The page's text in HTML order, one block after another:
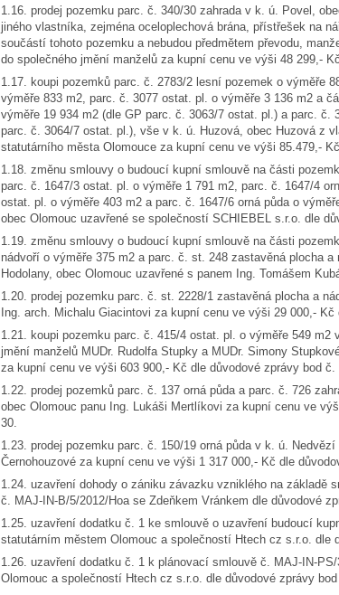
1.16. prodej pozemku parc. č. 340/30 zahrada v k. ú. Povel,
jiného vlastníka, zejména oceloplechová brána, přístřešek na
součástí tohoto pozemku a nebudou předmětem převodu,
do společného jmění manželů za kupní cenu ve výši 48 299,-
1.17. koupi pozemků parc. č. 2783/2 lesní pozemek o výměře
výměře 833 m2, parc. č. 3077 ostat. pl. o výměře 3 136 m2 a
výměře 19 934 m2 (dle GP parc. č. 3063/7 ostat. pl.) a parc. č.
parc. č. 3064/7 ostat. pl.), vše v k. ú. Huzová, obec Huzová z
statutárního města Olomouce za kupní cenu ve výši 85.479,-
1.18. změnu smlouvy o budoucí kupní smlouvě na části
parc. č. 1647/3 ostat. pl. o výměře 1 791 m2, parc. č. 1647/4
ostat. pl. o výměře 403 m2 a parc. č. 1647/6 orná půda o
obec Olomouc uzavřené se společností SCHIEBEL s.r.o. dle
1.19. změnu smlouvy o budoucí kupní smlouvě na části
nádvoří o výměře 375 m2 a parc. č. st. 248 zastavěná plocha
Hodolany, obec Olomouc uzavřené s panem Ing. Tomášem
1.20. prodej pozemku parc. č. st. 2228/1 zastavěná plocha a
Ing. arch. Michalu Giacintovi za kupní cenu ve výši 29 000,-
1.21. koupi pozemku parc. č. 415/4 ostat. pl. o výměře 549
jmění manželů MUDr. Rudolfa Stupky a MUDr. Simony
za kupní cenu ve výši 603 900,- Kč dle důvodové zprávy bod č.
1.22. prodej pozemků parc. č. 137 orná půda a parc. č. 726
obec Olomouc panu Ing. Lukáši Mertlíkovi za kupní cenu ve
30.
1.23. prodej pozemku parc. č. 150/19 orná půda v k. ú.
Černohouzové za kupní cenu ve výši 1 317 000,- Kč dle
1.24. uzavření dohody o zániku závazku vzniklého na základě
č. MAJ-IN-B/5/2012/Hoa se Zdeňkem Vránkem dle důvodové
1.25. uzavření dodatku č. 1 ke smlouvě o uzavření budoucí
statutárním městem Olomouc a společností Htech cz s.r.o. dle
1.26. uzavření dodatku č. 1 k plánovací smlouvě č. MAJ-IN-
Olomouc a společností Htech cz s.r.o. dle důvodové zprávy